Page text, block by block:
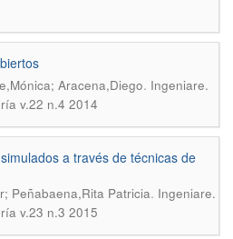
Aracena,Diego. Ingeniare.
v.22 n.4 2014
a través de técnicas de
Peñabaena,Rita Patricia. Ingeniare.
v.23 n.3 2015